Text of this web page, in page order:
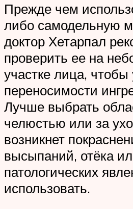
Прежде чем
либо самодельную
доктор Хетарпал
проверить ее на
участке лица, чтобы
переносимости
Лучше выбрать
челюстью или за
возникнет
высыпаний, отёка
патологических
использовать.